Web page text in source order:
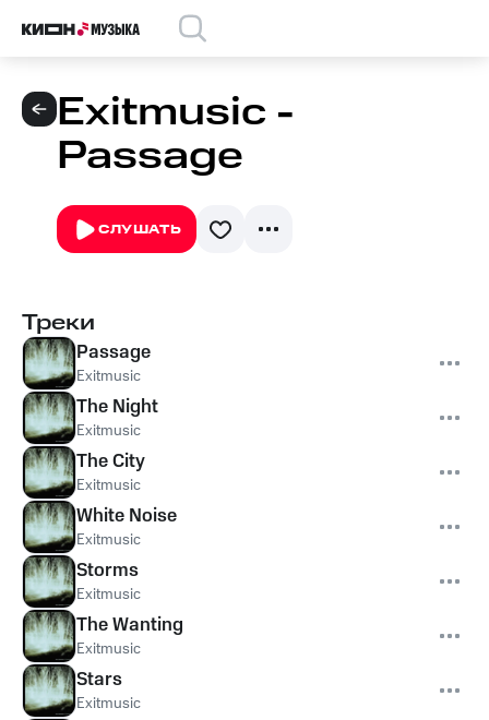
Exitmusic -
Passage
СЛУШАТЬ
Треки
Passage
Exitmusic
The Night
Exitmusic
The City
Exitmusic
White Noise
Exitmusic
Storms
Exitmusic
The Wanting
Exitmusic
Stars
Exitmusic